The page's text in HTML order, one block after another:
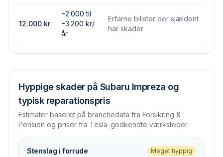
12.000 kr
−2.000 til
−3.200 kr/
år
Erfarne bilister der sjældent
har skader
Hyppige skader på Subaru Impreza og
typisk reparationspris
Estimater baseret på branchedata fra Forsikring &
Pension og priser fra Tesla-godkendte værksteder.
Stenslag i forrude Meget hyppig